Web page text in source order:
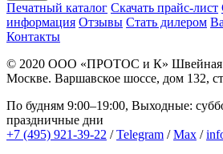
Печатный каталог Скачать прайс-лист
информация Отзывы Стать дилером
Контакты
© 2020 ООО «ПРОТОС и К» Швейная
Москве. Варшавское шоссе, дом 132,
По будням 9:00–19:00, Выходные:
праздничные дни
+7 (495) 921-39-22 /Telegram /Max /